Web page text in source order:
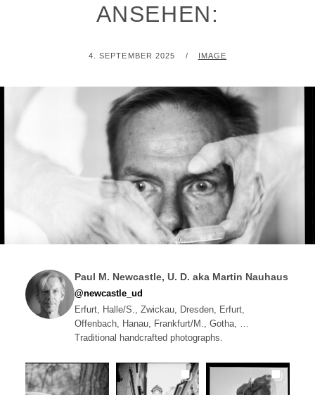
ANSEHEN:
POSTED
4. SEPTEMBER 2025 BY
IMAGE
Paul M. Newcastle, U. D. aka Martin Nauhaus
@newcastle_ud
Erfurt, Halle/S., Zwickau, Dresden, Erfurt,
Offenbach, Hanau, Frankfurt/M., Gotha, …
Traditional handcrafted photographs.